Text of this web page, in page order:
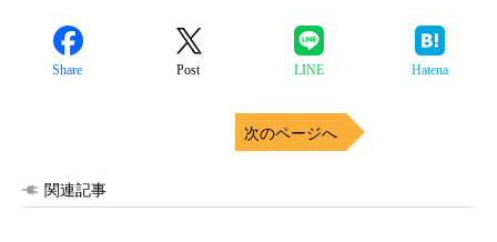
Share Post LINE Hatena
次のページへ
関連記事